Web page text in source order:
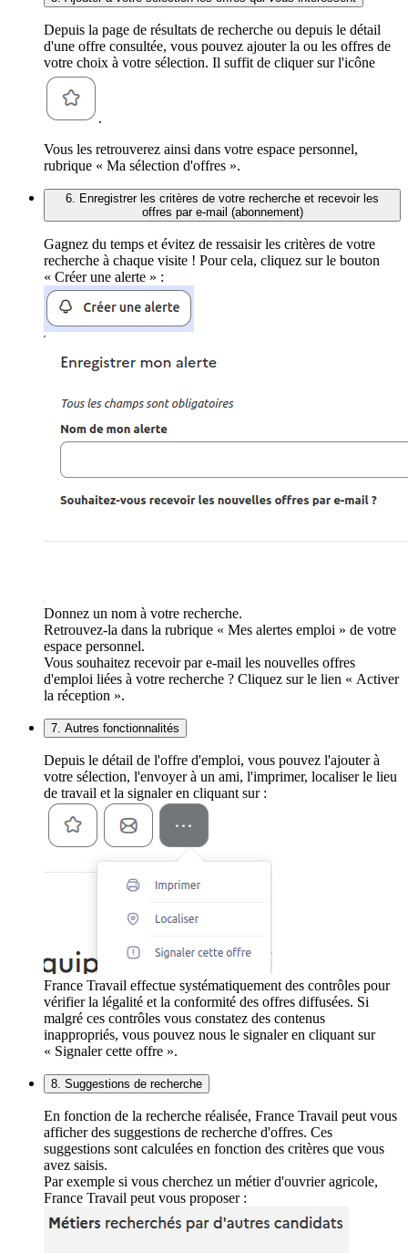
Depuis la page de résultats de recherche ou depuis le détail
d'une offre consultée, vous pouvez ajouter la ou les offres de
votre choix à votre sélection. Il suffit de cliquer sur l'icône
.
Vous les retrouverez ainsi dans votre espace personnel,
rubrique « Ma sélection d'offres ».
6. Enregistrer les critères de votre recherche et recevoir les
offres par e-mail (abonnement)
Gagnez du temps et évitez de ressaisir les critères de votre
recherche à chaque visite ! Pour cela, cliquez sur le bouton
« Créer une alerte » :
Donnez un nom à votre recherche.
Retrouvez-la dans la rubrique « Mes alertes emploi » de votre
espace personnel.
Vous souhaitez recevoir par e-mail les nouvelles offres
d'emploi liées à votre recherche ? Cliquez sur le lien « Activer
la réception ».
7. Autres fonctionnalités
Depuis le détail de l'offre d'emploi, vous pouvez l'ajouter à
votre sélection, l'envoyer à un ami, l'imprimer, localiser le lieu
de travail et la signaler en cliquant sur :
France Travail effectue systématiquement des contrôles pour
vérifier la légalité et la conformité des offres diffusées. Si
malgré ces contrôles vous constatez des contenus
inappropriés, vous pouvez nous le signaler en cliquant sur
« Signaler cette offre ».
8. Suggestions de recherche
En fonction de la recherche réalisée, France Travail peut vous
afficher des suggestions de recherche d'offres. Ces
suggestions sont calculées en fonction des critères que vous
avez saisis.
Par exemple si vous cherchez un métier d'ouvrier agricole,
France Travail peut vous proposer :